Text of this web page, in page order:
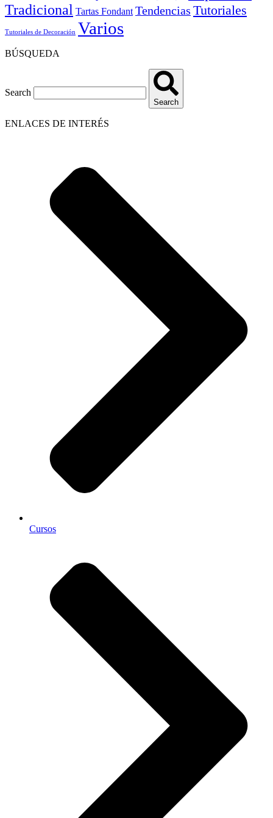
Tradicional Tartas Fondant Tendencias Tutoriales
Tutoriales de Decoración Varios
BÚSQUEDA
Search
Search
ENLACES DE INTERÉS
Cursos